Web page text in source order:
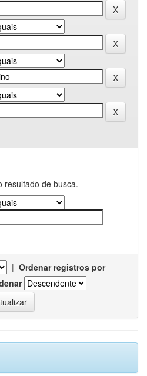
resultado de busca.
| Ordenar registros por